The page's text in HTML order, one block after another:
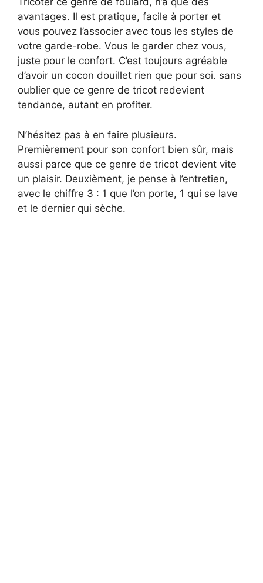
avantages. Il est pratique, facile à porter et
vous pouvez l’associer avec tous les styles de
votre garde-robe. Vous le garder chez vous,
juste pour le confort. C’est toujours agréable
d’avoir un cocon douillet rien que pour soi. sans
oublier que ce genre de tricot redevient
tendance, autant en profiter.
N’hésitez pas à en faire plusieurs.
Premièrement pour son confort bien sûr, mais
aussi parce que ce genre de tricot devient vite
un plaisir. Deuxièment, je pense à l’entretien,
avec le chiffre 3 : 1 que l’on porte, 1 qui se lave
et le dernier qui sèche.